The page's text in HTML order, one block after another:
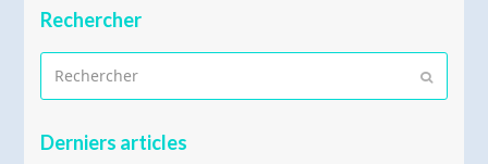
Rechercher
Envoyer
Derniers articles